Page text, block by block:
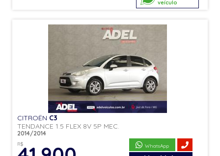
veículo
CITROËN C3
TENDANCE 1.5 FLEX 8V 5P MEC.
2014/2014
R$ WhatsApp